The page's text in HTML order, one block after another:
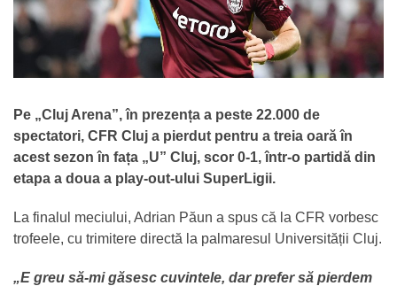
Pe „Cluj Arena”, în prezența a peste 22.000 de
spectatori, CFR Cluj a pierdut pentru a treia oară în
acest sezon în fața „U” Cluj, scor 0-1, într-o partidă din
etapa a doua a play-out-ului SuperLigii.
La finalul meciului, Adrian Păun a spus că la CFR vorbesc
trofeele, cu trimitere directă la palmaresul Universității Cluj.
„E greu să-mi găsesc cuvintele, dar prefer să pierdem